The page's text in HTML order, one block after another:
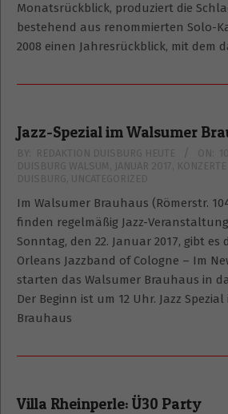
Monatsrückblick, produziert die
bestehend aus renommierten Solo-
2008 einen Jahresrückblick, mit dem
Jazz-Spezial im Walsumer
2017-
01-
BY: REDAKTION DUISBURG HEUTE ON:
DUISBURG WALSUM
JANUAR 2017
DUISBURG UNCATEGORIZED
Im Walsumer Brauhaus (Römerstr.
finden regelmäßig Jazz-
Sonntag, den 22. Januar 2017, gibt es
Orleans Jazzband of Cologne – Im
starten das Walsumer Brauhaus in
Der Beginn ist um 12 Uhr. Jazz
Brauhaus
Villa Rheinperle: Ü30 Party